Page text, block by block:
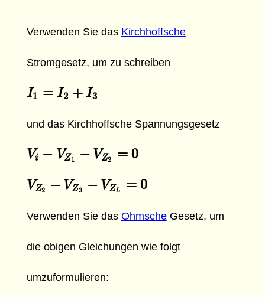
Verwenden Sie das Kirchhoffsche
Stromgesetz, um zu schreiben
I1 = I2 + I3
I1= I2+I3
und das Kirchhoffsche Spannungsgesetz
Vi − VZ1 − VZ2 = 0
Vi−VZ1−V Z2 =0
VZ2 − VZ3 − VZL = 0
VZ2 −V Z3−VZL=0
Verwenden Sie das OhmscheGesetz, um
die obigen Gleichungen wie folgt
umzuformulieren: